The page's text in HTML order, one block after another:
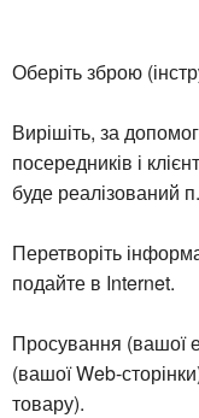
Оберіть зброю
Вирішіть, за
посередників і
буде реалізований
Перетворіть
подайте в Internet.
Просування (вашої
(вашої Web-
товару).